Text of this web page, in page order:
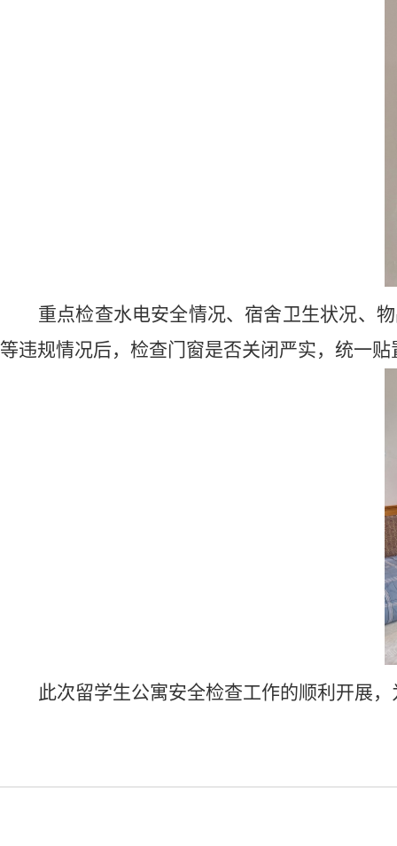
重点检查水电安全情况、宿舍卫生状况、
等违规情况后，检查门窗是否关闭严实，统一
此次留学生公寓安全检查工作的顺利开展